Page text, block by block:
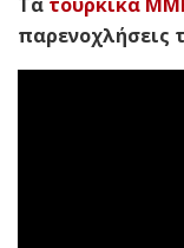
παρενοχλήσεις